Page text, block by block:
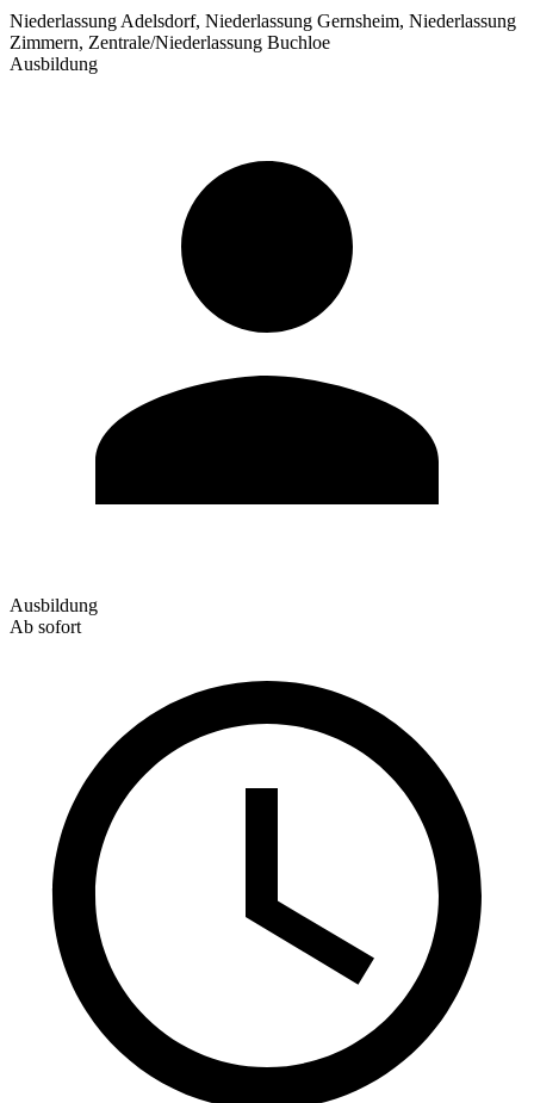
Niederlassung Adelsdorf, Niederlassung Gernsheim, Niederlassung
Zimmern, Zentrale/Niederlassung Buchloe
Ausbildung
Ausbildung
Ab sofort